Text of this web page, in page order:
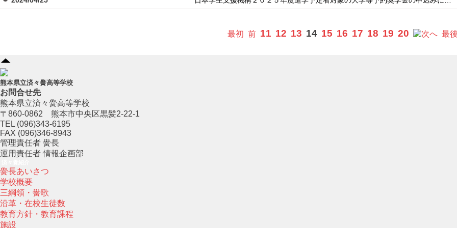
最初 前 11 12 13 14 15 16 17 18 19 20 へ 最
熊本県立済々黌高等学校
お問合せ先
熊本県立済々黌高等学校
〒860-0862 熊本市中央区黒髪2-22-1
TEL (096)343-6195
FAX (096)346-8943
管理責任者 黌長
運用責任者 情報企画部
黌長あいさつ
学校概要
三綱領・黌歌
沿革・在校生徒数
教育方針・教育課程
施設